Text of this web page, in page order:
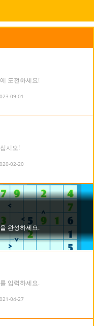
도전하세요!
09-01
시오!
02-20
입력하세요.
04-27